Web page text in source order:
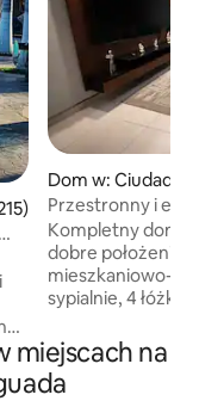
4,92 na 5, liczba
Dom w: Ciudad
Przestronny i
wszystkimi
Kompletny dom z
dobre położenie,
mieszkaniowo-
sypialnie, 4 łóżka,
telewizorem
osób, kuchnia z
mikrofalową,
miejscach na